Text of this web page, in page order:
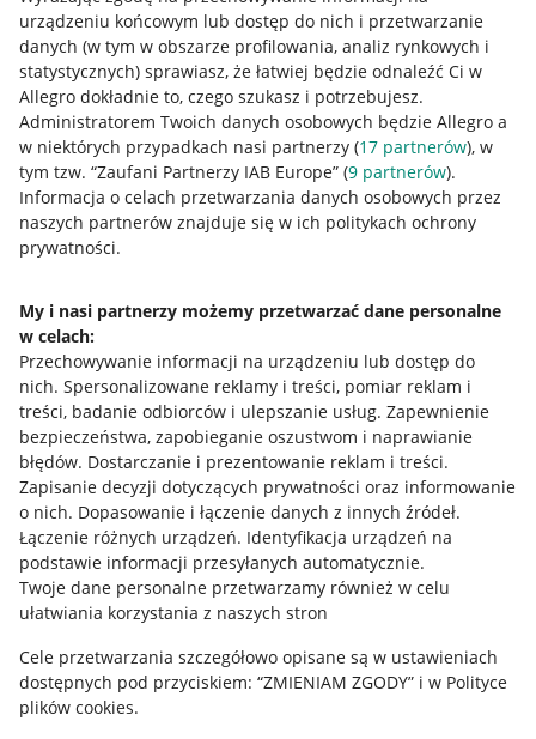
urządzeniu końcowym lub dostęp do nich i przetwarzanie
danych (w tym w obszarze profilowania, analiz rynkowych i
statystycznych) sprawiasz, że łatwiej będzie odnaleźć Ci w
Allegro dokładnie to, czego szukasz i potrzebujesz.
Administratorem Twoich danych osobowych będzie Allegro a
w niektórych przypadkach nasi partnerzy (17 partnerów), w
tym tzw. “Zaufani Partnerzy IAB Europe” (9 partnerów).
Informacja o celach przetwarzania danych osobowych przez
naszych partnerów znajduje się w ich politykach ochrony
prywatności.
My i nasi partnerzy możemy przetwarzać dane personalne
w celach:
Przechowywanie informacji na urządzeniu lub dostęp do
nich. Spersonalizowane reklamy i treści, pomiar reklam i
treści, badanie odbiorców i ulepszanie usług. Zapewnienie
bezpieczeństwa, zapobieganie oszustwom i naprawianie
błędów. Dostarczanie i prezentowanie reklam i treści.
Zapisanie decyzji dotyczących prywatności oraz informowanie
o nich. Dopasowanie i łączenie danych z innych źródeł.
Łączenie różnych urządzeń. Identyfikacja urządzeń na
podstawie informacji przesyłanych automatycznie.
Twoje dane personalne przetwarzamy również w celu
ułatwiania korzystania z naszych stron
Cele przetwarzania szczegółowo opisane są w ustawieniach
dostępnych pod przyciskiem: “ZMIENIAM ZGODY” i w Polityce
plików cookies.
Przydatne informacje
Jak to działa
Allegro Gadane dla sprzedających
Allegro Gadane dla kupujących
Mapa miejscowości
Informacje prawne
Regulamin
Polityka plików "cookies"
Ustawienia plików "cookies"
Udostępnianie lokalizacji
Informacje dla Aktu o Usługach Cyfrowych